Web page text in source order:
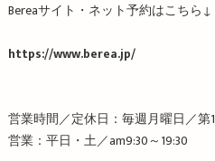
Bereaサイト・ネット予約はこちら↓
https://www.berea.jp/
営業時間／定休日：毎週月曜日／第1
営業：平日・土／am9:30～19:30